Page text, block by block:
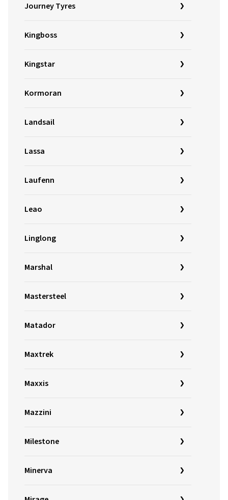
Journey Tyres
Kingboss
Kingstar
Kormoran
Landsail
Lassa
Laufenn
Leao
Linglong
Marshal
Mastersteel
Matador
Maxtrek
Maxxis
Mazzini
Milestone
Minerva